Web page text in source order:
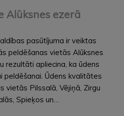
Alūksnes ezerā
pasūtījuma ir veiktas
peldēšanas vietās Alūksnes
rezultāti apliecina, ka ūdens
Ūdens kvalitātes
vietās Pilssalā, Vējiņā, Zirgu
Spieķos un…